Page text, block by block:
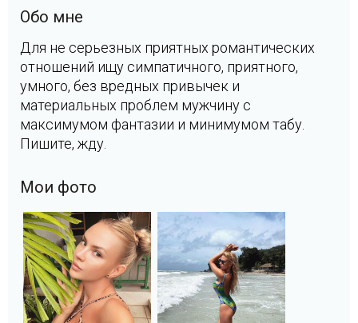
Обо мне
Для не серьезных приятных романтических
отношений ищу симпатичного, приятного,
умного, без вредных привычек и
материальных проблем мужчину с
максимумом фантазии и минимумом табу.
Пишите, жду.
Мои фото